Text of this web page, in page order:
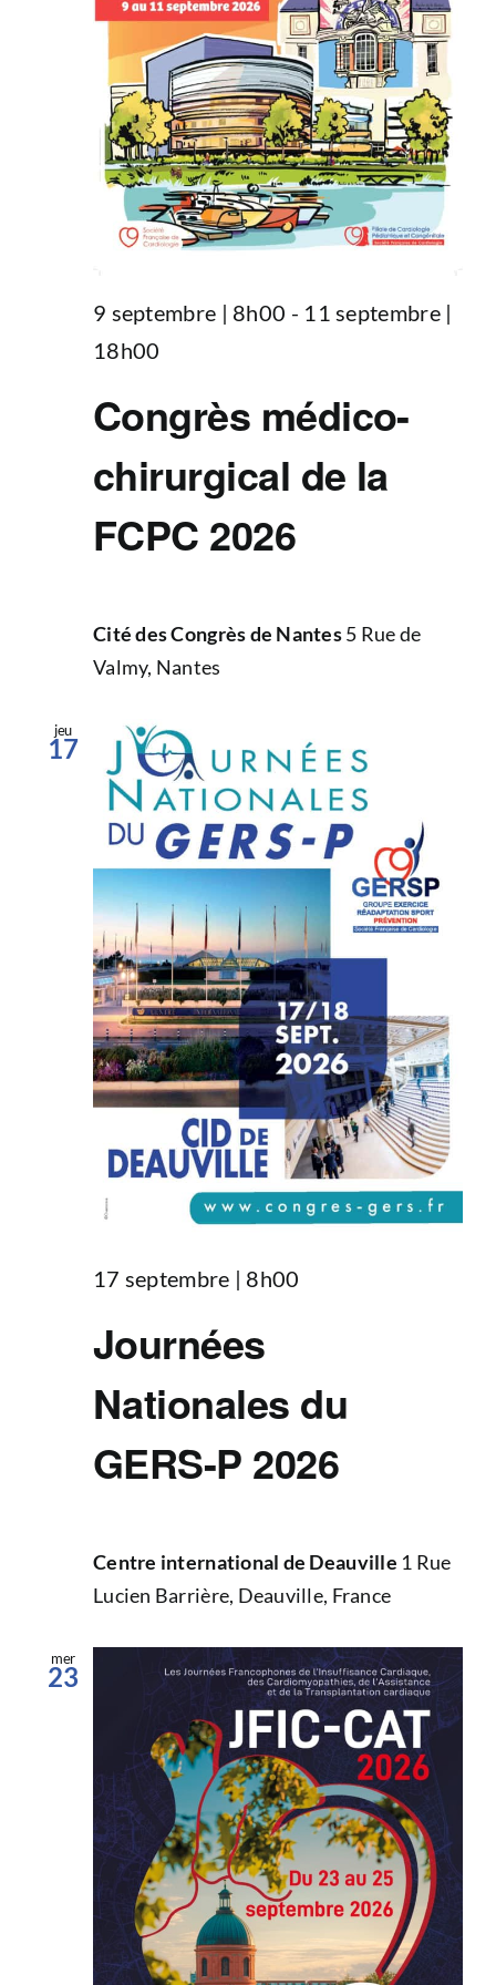
Congrès médico-
chirurgical de la
FCPC 2026
9 septembre | 8h00 - 11 septembre |
18h00
Cité des Congrès de Nantes5 Rue de
Valmy, Nantes
jeu
17
Journées
Nationales du
GERS-P 2026
17 septembre | 8h00
Centre international de Deauville 1 Rue
Lucien Barrière, Deauville, France
mer
23